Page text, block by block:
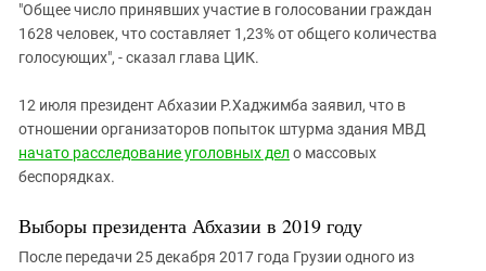
"Общее число принявших участие в голосовании граждан
1628 человек, что составляет 1,23% от общего количества
голосующих", - сказал глава ЦИК.
12 июля президент Абхазии Р.Хаджимба заявил, что в
отношении организаторов попыток штурма здания МВД
начато расследование уголовных дел о массовых
беспорядках.
Выборы президента Абхазии в 2019 году
После передачи 25 декабря 2017 года Грузии одного из